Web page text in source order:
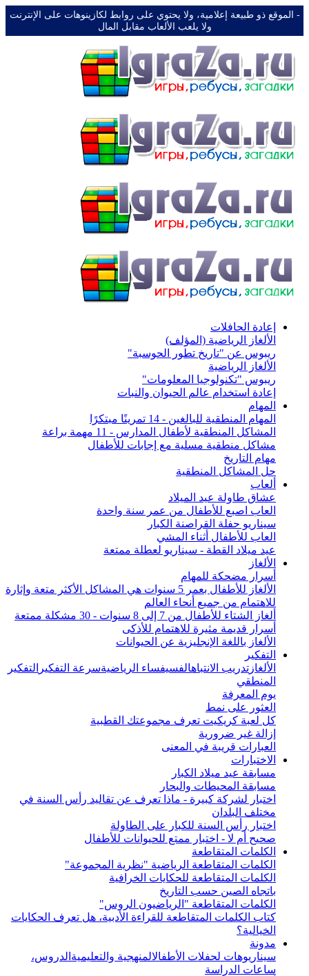
-️ الموقع ذو طبيعة إعلامية، ولا يحتوي على روابط لكازينوهات على الإنترنت
ولا يلعب الألعاب مقابل المال
إعادة الحافلات
الألغاز الرياضية (المؤلف)
ريبوس عن "تاريخ تطور الحوسبة"
الألغاز الرياضية
ريبوس "تكنولوجيا المعلومات"
إعادة استخدام عالم الحيوان والنبات
المهام
المهام المنطقية للبالغين - 14 تمرينًا مبتكرًا
المشاكل المنطقية لأطفال المدارس - 11 مهمة براعة
مشاكل منطقية مسلية مع إجابات للأطفال
مهام التاريخ
حل المشاكل المنطقية
ألعاب
عشاق طاولة عيد الميلاد
العاب اصبع للأطفال من عمر سنة واحدة
سيناريو حفلة القراصنة الكبار
العاب للأطفال أثناء المشي
عيد ميلاد القطة - سيناريو لعطلة ممتعة
الألغاز
أسرار مضحكة للمهام
الألغاز للأطفال بعمر 5 سنوات هي المشاكل الأكثر متعة وإثارة
للاهتمام من جميع أنحاء العالم
ألغاز الشتاء للأطفال من 7 إلى 8 سنوات - 30 مشكلة ممتعة
أسرار قديمة مثيرة للاهتمام للأذكى
الألغاز باللغة الإنجليزية عن الحيوانات
التفكير
الألغاز تدريب الانتباهالفسيفساء الرياضيةسرعة التفكير التفكير
المنطقي
يوم المعرفة
العثور على نمط
كل لعبة كريكيت تعرف مجموعتك القطبية
إزالة غير ضرورية
العبارات قريبة في المعنى
الاختبارات
مسابقة عيد ميلاد الكبار
مسابقة المحيطات والبحار
اختبار لشركة كبيرة - ماذا تعرف عن تقاليد رأس السنة في
مختلف البلدان
اختبار رأس السنة للكبار على الطاولة
صحيح أم لا - اختبار ممتع للحيوانات للأطفال
الكلمات المتقاطعة
الكلمات المتقاطعة الرياضية "نظرية المجموعة"
الكلمات المتقاطعة للحكايات الخرافية
باتجاه الصين حسب التاريخ
الكلمات المتقاطعة "الرياضيون الروس"
كتاب الكلمات المتقاطعة للقراءة الأدبية، هل تعرف الحكايات
الخيالية؟
مدونة
سيناريوهات لحفلات الأطفالالمنهجية والتعليمية الدروس،
ساعات الدراسة